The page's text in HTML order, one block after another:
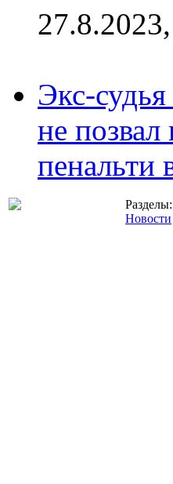
Экс-
не
пенальти
Разделы:
Новости